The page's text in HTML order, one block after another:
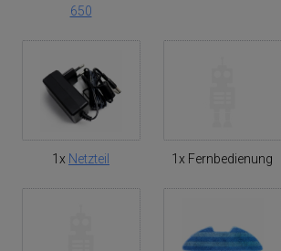
650
1x Netzteil 1x Fernbedienung